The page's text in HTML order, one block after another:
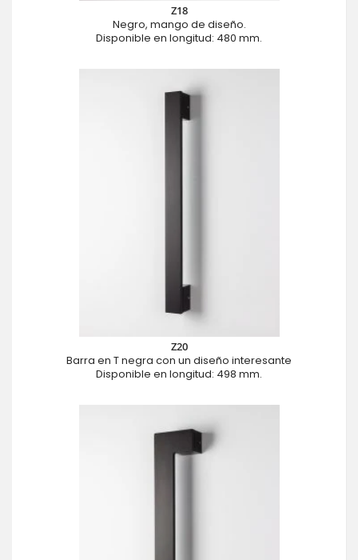
Z18
Negro, mango de diseño.
Disponible en longitud: 480 mm.
Z20
Barra en T negra con un diseño interesante
Disponible en longitud: 498 mm.